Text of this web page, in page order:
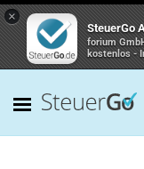
×
SteuerGo
forium
kostenlos -